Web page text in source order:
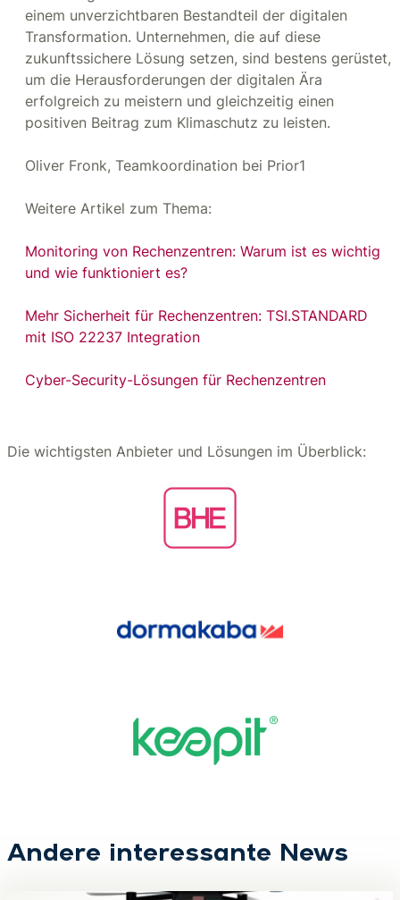
einem unverzichtbaren Bestandteil der digitalen
Transformation. Unternehmen, die auf diese
zukunftssichere Lösung setzen, sind bestens gerüstet,
um die Herausforderungen der digitalen Ära
erfolgreich zu meistern und gleichzeitig einen
positiven Beitrag zum Klimaschutz zu leisten.
Oliver Fronk, Teamkoordination bei Prior1
Weitere Artikel zum Thema:
Monitoring von Rechenzentren: Warum ist es wichtig
und wie funktioniert es?
Mehr Sicherheit für Rechenzentren: TSI.STANDARD
mit ISO 22237 Integration
Cyber-Security-Lösungen für Rechenzentren
Die wichtigsten Anbieter und Lösungen im Überblick:
Andere interessante News